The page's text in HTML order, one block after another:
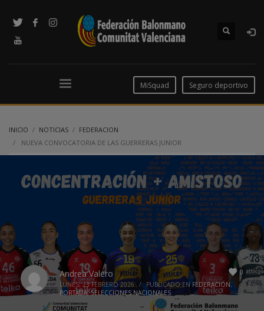
MiSquad Seguro deportivo
INICIO NOTICIAS
FEDERACION
NUEVA CONVOCATORIA DE LAS GUERRERAS JUNIOR
0
Andrea Valero
LUNES, 23 FEBRERO 2026 / PUBLICADO ENFEDERACION,
PORTADA,SELECCIONES NACIONALES